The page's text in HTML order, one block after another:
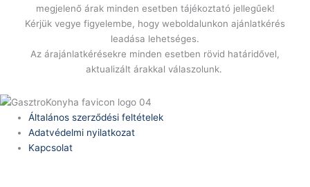
megjelenő árak minden esetben tájékoztató jellegűek!
Kérjük vegye figyelembe, hogy weboldalunkon ajánlatkérés
leadása lehetséges.
Az árajánlatkérésekre minden esetben rövid határidővel,
aktualizált árakkal válaszolunk.
Általános szerződési feltételek
Adatvédelmi nyilatkozat
Kapcsolat